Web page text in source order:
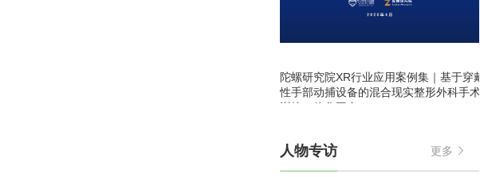
陀螺研究院XR行业应用案例集｜基于穿
性手部动捕设备的混合现实整形外科手
训练一体化平台
人物专访 更多